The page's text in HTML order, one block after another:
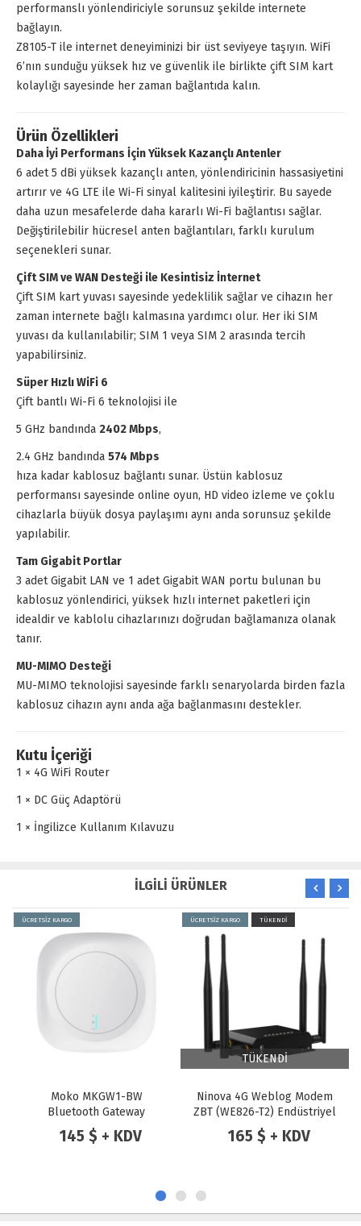
performanslı yönlendiriciyle sorunsuz şekilde internete
bağlayın.
Z8105-T ile internet deneyiminizi bir üst seviyeye taşıyın. WiFi
6’nın sunduğu yüksek hız ve güvenlik ile birlikte çift SIM kart
kolaylığı sayesinde her zaman bağlantıda kalın.
Ürün Özellikleri
Daha İyi Performans İçin Yüksek Kazançlı Antenler
6 adet 5 dBi yüksek kazançlı anten, yönlendiricinin hassasiyetini
artırır ve 4G LTE ile Wi-Fi sinyal kalitesini iyileştirir. Bu sayede
daha uzun mesafelerde daha kararlı Wi-Fi bağlantısı sağlar.
Değiştirilebilir hücresel anten bağlantıları, farklı kurulum
seçenekleri sunar.
Çift SIM ve WAN Desteği ile Kesintisiz İnternet
Çift SIM kart yuvası sayesinde yedeklilik sağlar ve cihazın her
zaman internete bağlı kalmasına yardımcı olur. Her iki SIM
yuvası da kullanılabilir; SIM 1 veya SIM 2 arasında tercih
yapabilirsiniz.
Süper Hızlı WiFi 6
Çift bantlı Wi-Fi 6 teknolojisi ile
5 GHz bandında 2402 Mbps,
2.4 GHz bandında 574 Mbps
hıza kadar kablosuz bağlantı sunar. Üstün kablosuz
performansı sayesinde online oyun, HD video izleme ve çoklu
cihazlarla büyük dosya paylaşımı aynı anda sorunsuz şekilde
yapılabilir.
Tam Gigabit Portlar
3 adet Gigabit LAN ve 1 adet Gigabit WAN portu bulunan bu
kablosuz yönlendirici, yüksek hızlı internet paketleri için
idealdir ve kablolu cihazlarınızı doğrudan bağlamanıza olanak
tanır.
MU-MIMO Desteği
MU-MIMO teknolojisi sayesinde farklı senaryolarda birden fazla
kablosuz cihazın aynı anda ağa bağlanmasını destekler.
Kutu İçeriği
1 × 4G WiFi Router
1 × DC Güç Adaptörü
1 × İngilizce Kullanım Kılavuzu
İLGİLİ ÜRÜNLER
ÜCRETSİZ KARGO
Moko MKGW1-BW
Bluetooth Gateway
145 $ + KDV
ÜCRETSİZ KARGO TÜKENDİ
TÜKENDİ
Ninova 4G Weblog Modem
ZBT (WE826-T2) Endüstriyel
3G / 4G / LTE Kablosuz
Modem
165 $ + KDV